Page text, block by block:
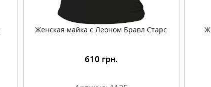
Женская майка с Леоном Бравл Старс
610 грн.
Подробнее